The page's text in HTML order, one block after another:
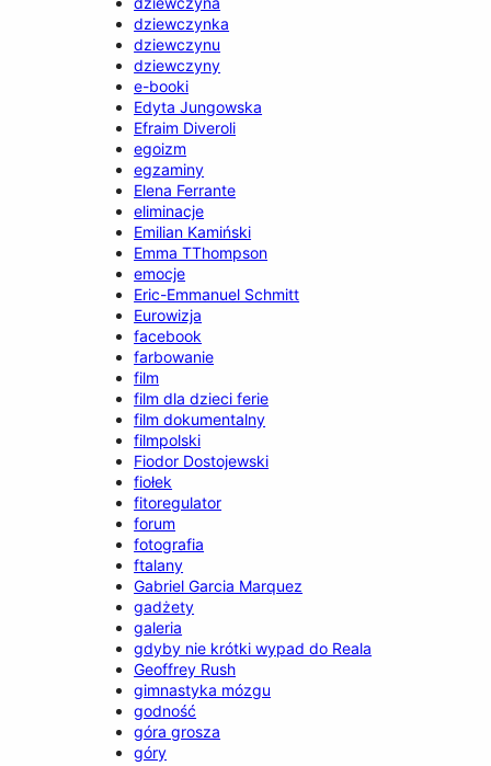
dziewczynka
dziewczynu
dziewczyny
e-booki
Edyta Jungowska
Efraim Diveroli
egoizm
egzaminy
Elena Ferrante
eliminacje
Emilian Kamiński
Emma TThompson
emocje
Eric-Emmanuel Schmitt
Eurowizja
facebook
farbowanie
film
film dla dzieci ferie
film dokumentalny
filmpolski
Fiodor Dostojewski
fiołek
fitoregulator
forum
fotografia
ftalany
Gabriel Garcia Marquez
gadżety
galeria
gdyby nie krótki wypad do Reala
Geoffrey Rush
gimnastyka mózgu
godność
góra grosza
góry